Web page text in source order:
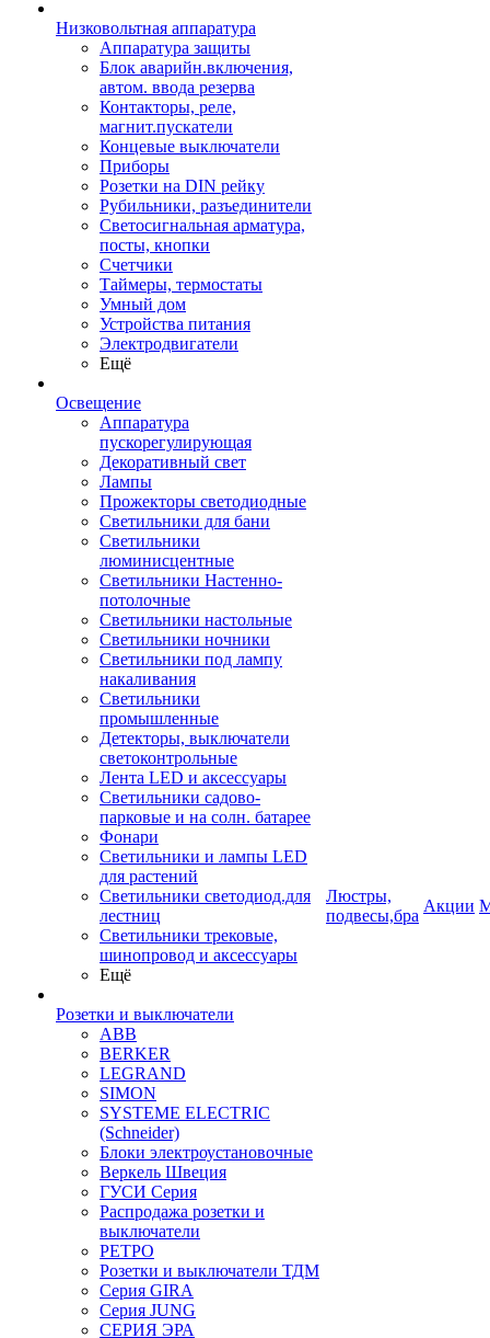
Низковольтная аппаратура
Аппаратура защиты
Блок аварийн.включения,
автом. ввода резерва
Контакторы, реле,
магнит.пускатели
Концевые выключатели
Приборы
Розетки на DIN рейку
Рубильники, разъединители
Светосигнальная арматура,
посты, кнопки
Счетчики
Таймеры, термостаты
Умный дом
Устройства питания
Электродвигатели
Ещё
Освещение
Аппаратура
пускорегулирующая
Декоративный свет
Лампы
Прожекторы светодиодные
Светильники для бани
Светильники
люминисцентные
Светильники Настенно-
потолочные
Светильники настольные
Светильники ночники
Светильники под лампу
накаливания
Светильники
промышленные
Детекторы, выключатели
светоконтрольные
Лента LED и аксессуары
Светильники садово-
парковые и на солн. батарее
Фонари
Светильники и лампы LED
для растений
Светильники светодиод.для
лестниц
Светильники трековые,
шинопровод и аксессуары
Ещё
Розетки и выключатели
ABB
BERKER
LEGRAND
SIMON
SYSTEME ELECTRIC
(Schneider)
Блоки электроустановочные
Веркель Швеция
ГУСИ Серия
Распродажа розетки и
выключатели
РЕТРО
Розетки и выключатели ТДМ
Серия GIRA
Серия JUNG
СЕРИЯ ЭРА
Люстры,
подвесы,бра
Акции